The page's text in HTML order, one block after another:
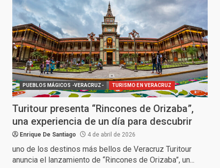
PUEBLOS MÁGICOS -VERACRUZ- TURISMO EN VERACRUZ
Turitour presenta “Rincones de Orizaba”,
una experiencia de un día para descubrir
Enrique De Santiago 4 de abril de 2026
uno de los destinos más bellos de Veracruz Turitour
anuncia el lanzamiento de “Rincones de Orizaba”, un...